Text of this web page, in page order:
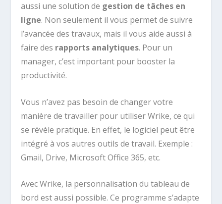
aussi une solution de gestion de tâches en
ligne. Non seulement il vous permet de suivre
l’avancée des travaux, mais il vous aide aussi à
faire des rapports analytiques. Pour un
manager, c’est important pour booster la
productivité.
Vous n’avez pas besoin de changer votre
manière de travailler pour utiliser Wrike, ce qui
se révèle pratique. En effet, le logiciel peut être
intégré à vos autres outils de travail. Exemple :
Gmail, Drive, Microsoft Office 365, etc.
Avec Wrike, la personnalisation du tableau de
bord est aussi possible. Ce programme s’adapte